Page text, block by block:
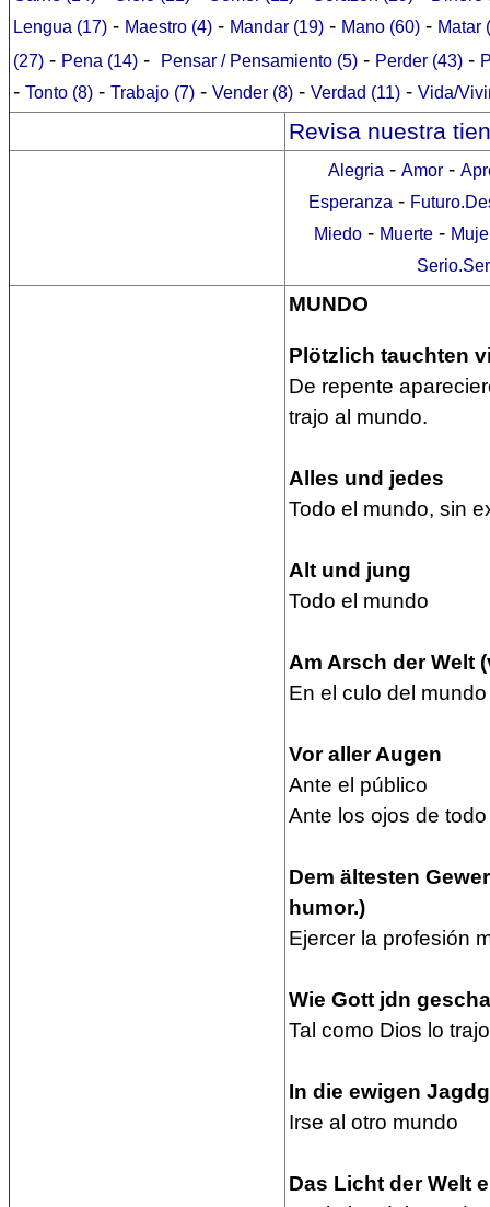
Lengua (17) - Maestro (4) - Mandar (19) - Mano (60) - Matar
(27) - Pena (14) - Pensar / Pensamiento (5) - Perder (43) -
- Tonto (8) - Trabajo (7) - Vender (8) - Verdad (11) - Vida/
Revisa nuestra
Alegria - Amor-
Esperanza -
Miedo - Muerte -
MUNDO
Plötzlich tauchten
De repente
trajo al mundo.
Alles und jedes
Todo el mundo, sin
Alt und jung
Todo el mundo
Am Arsch der Welt
En el culo del mundo
Vor aller Augen
Ante el público
Ante los ojos de
Dem ältesten
humor.)
Ejercer la profesión
Wie Gott jdn
Tal como Dios lo
In die ewigen
Irse al otro mundo
Das Licht der Welt